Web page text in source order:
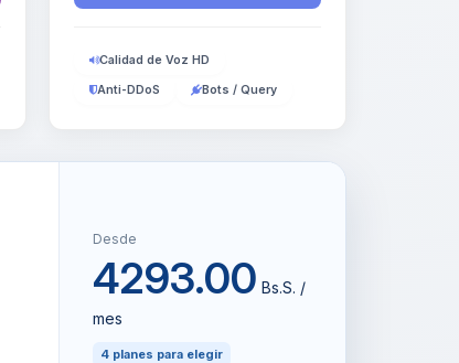
Calidad de Voz HD
Anti-DDoS Bots / Query
Desde
4293.00 Bs.S. /
mes
4 planes para elegir